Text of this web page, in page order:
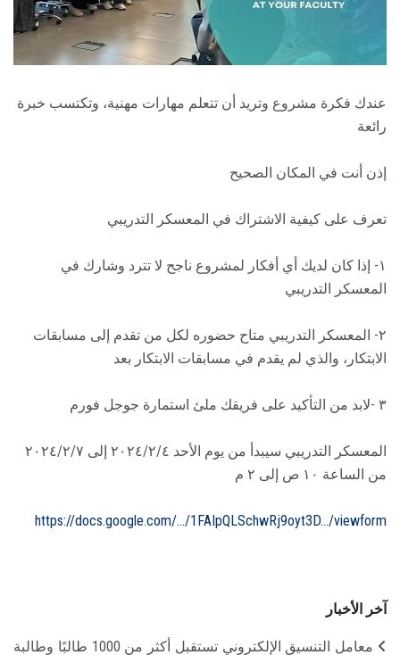
الخريجين
الموظفون
الزائـرون
عندك فكرة مشروع وتريد أن تتعلم مهارات مهنية، وتكتسب خبرة
رائعة
إذن أنت في المكان الصحيح
تعرف على كيفية الاشتراك في المعسكر التدريبي
١- إذا كان لديك أي أفكار لمشروع ناجح لا تترد وشارك في
المعسكر التدريبي
٢- المعسكر التدريبي متاح حضوره لكل من تقدم إلى مسابقات
الابتكار، والذي لم يقدم في مسابقات الابتكار بعد
٣ -لابد من التأكيد على فريقك ملئ استمارة جوجل فورم
المعسكر التدريبي سيبدأ من يوم الأحد ٢٠٢٤/٢/٤ إلى ٢٠٢٤/٢/٧
من الساعة ١٠ ص إلى ٢ م
https://docs.google.com/.../1FAIpQLSchwRj9oyt3D.../viewform
آخر الأخبار
معامل التنسيق الإلكتروني تستقبل أكثر من 1000 طالبًا وطالبة